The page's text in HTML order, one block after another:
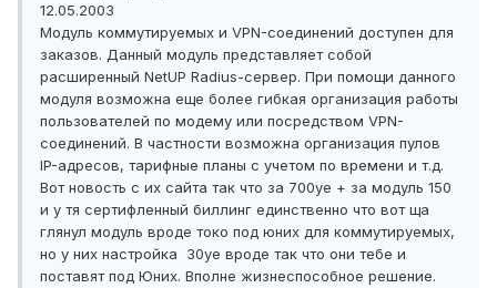
12.05.2003
Модуль коммутируемых и VPN-соединений доступен для
заказов. Данный модуль представляет собой
расширенный NetUP Radius-сервер. При помощи данного
модуля возможна еще более гибкая организация работы
пользователей по модему или посредством VPN-
соединений. В частности возможна организация пулов
IP-адресов, тарифные планы с учетом по времени и т.д.
Вот новость с их сайта так что за 700уе + за модуль 150
и у тя сертифленный биллинг единственно что вот ща
глянул модуль вроде токо под юних для коммутируемых,
но у них настройка 30уе вроде так что они тебе и
поставят под Юних. Вполне жизнеспособное решение.